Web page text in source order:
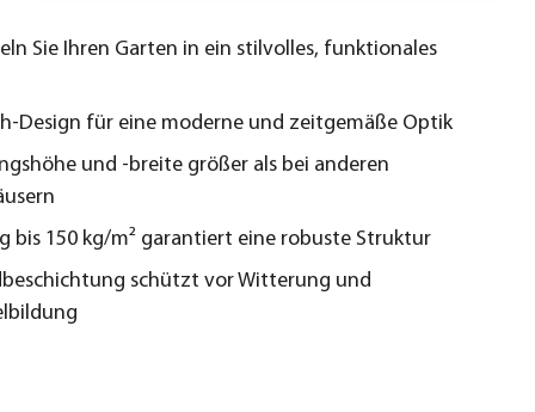
Sie Ihren Garten in ein stilvolles, funktionales
Design für eine moderne und zeitgemäße Optik
und -breite größer als bei anderen
bis 150 kg/m² garantiert eine robuste Struktur
schützt vor Witterung und